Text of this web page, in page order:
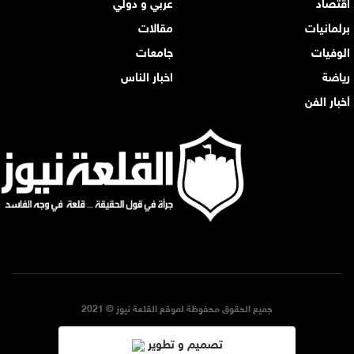
برلمانيات
مقالات
الوفيات
جامعات
رياضة
اخبار الناس
أخبار الفن
جميع الحقوق محفوظة لموقع القلعة نيوز © 2021
تصميم و تطوير